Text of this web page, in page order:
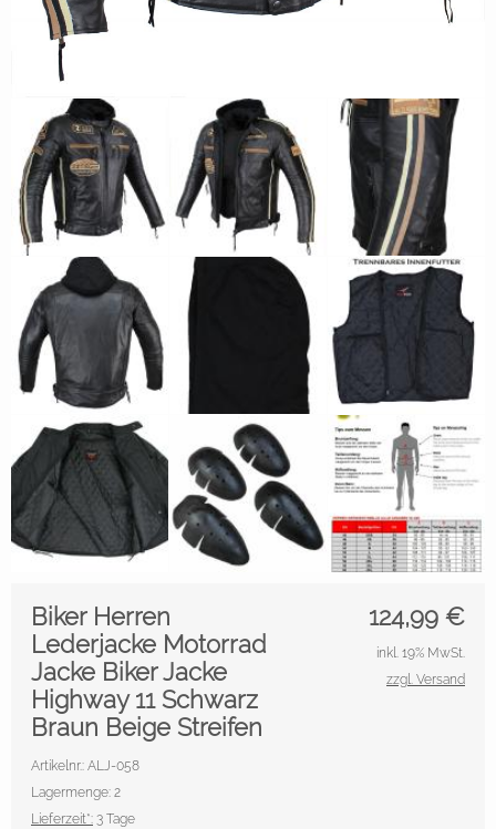
124,99 €
Biker Herren
Lederjacke Motorrad
Jacke Biker Jacke
Highway 11 Schwarz
Braun Beige Streifen
Artikelnr.: ALJ-058
Lagermenge: 2
Lieferzeit*: 3 Tage
inkl. 19% MwSt.
zzgl. Versand